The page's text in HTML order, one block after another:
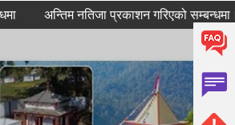
अन्तिम नतिजा प्रकाशन गरिएको सम्बन्धमा।